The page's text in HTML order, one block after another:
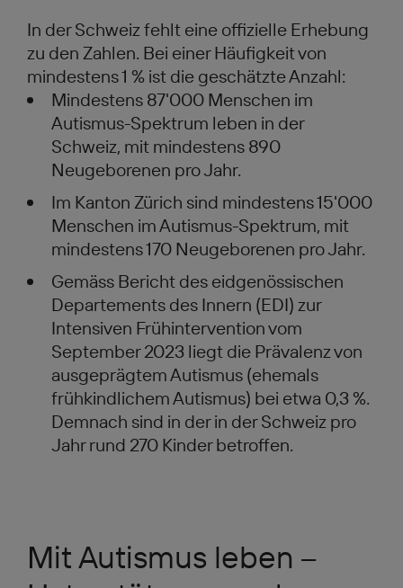
In der Schweiz fehlt eine offizielle Erhebung
zu den Zahlen. Bei einer Häufigkeit von
mindestens 1 % ist die geschätzte Anzahl:
Mindestens 87'000 Menschen im
Autismus-Spektrum leben in der
Schweiz, mit mindestens 890
Neugeborenen pro Jahr.
Im Kanton Zürich sind mindestens 15'000
Menschen im Autismus-Spektrum, mit
mindestens 170 Neugeborenen pro Jahr.
Gemäss Bericht des eidgenössischen
Departements des Innern (EDI) zur
Intensiven Frühintervention vom
September 2023 liegt die Prävalenz von
ausgeprägtem Autismus (ehemals
frühkindlichem Autismus) bei etwa 0,3 %.
Demnach sind in der in der Schweiz pro
Jahr rund 270 Kinder betroffen.
Mit Autismus leben –